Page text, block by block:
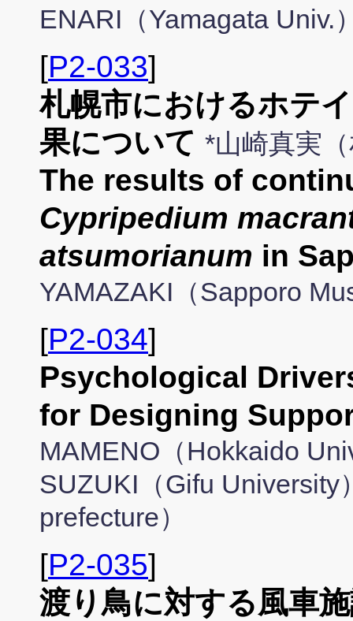
ENARI（Yamagata Univ.
[P2-033]
札幌市におけるホテ
果について *山崎真実
The results of
Cypripedium
atsumorianum in
YAMAZAKI（Sapporo
[P2-034]
Psychological
for Designing
MAMENO（Hokkaido
SUZUKI（Gifu University
prefecture）
[P2-035]
渡り鳥に対する風車